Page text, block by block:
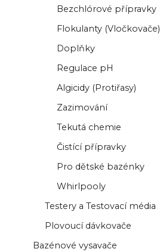
Bezchlórové přípravky
Flokulanty (Vločkovače)
Doplňky
Regulace pH
Algicidy (Protiřasy)
Zazimování
Tekutá chemie
Čistící přípravky
Pro dětské bazénky
Whirlpooly
Testery a Testovací média
Plovoucí dávkovače
Bazénové vysavače